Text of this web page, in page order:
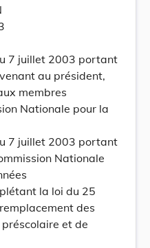
7 juillet 2003 portant
au président,
membres
Nationale pour la
7 juillet 2003 portant
Nationale
la loi du 25
des
et de